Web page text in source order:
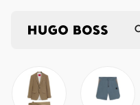
Homme